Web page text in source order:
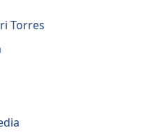
Torres